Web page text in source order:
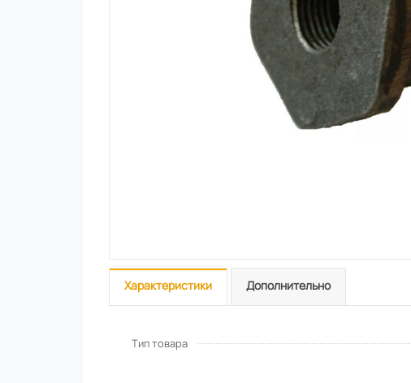
Характеристики Дополнительно
Тип товара